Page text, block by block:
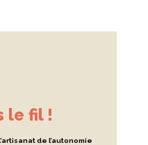
le fil !
de l’autonomie